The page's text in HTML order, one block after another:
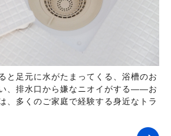
と足元に水がたまってくる、浴槽のお
、排水口から嫌なニオイがする――お
、多くのご家庭で経験する身近なトラ